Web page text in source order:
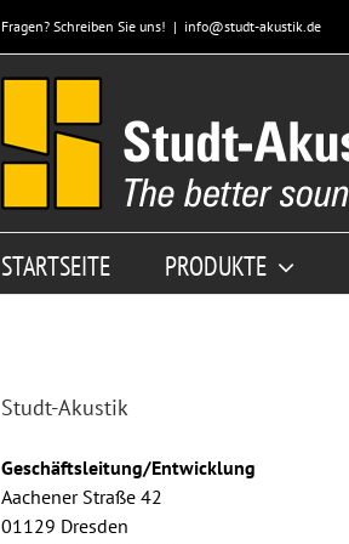
Fragen? Schreiben Sie uns! | info@studt-akustik.de
STARTSEITE PRODUKTE
Studt-Akustik
Geschäftsleitung/Entwicklung
Aachener Straße 42
01129 Dresden